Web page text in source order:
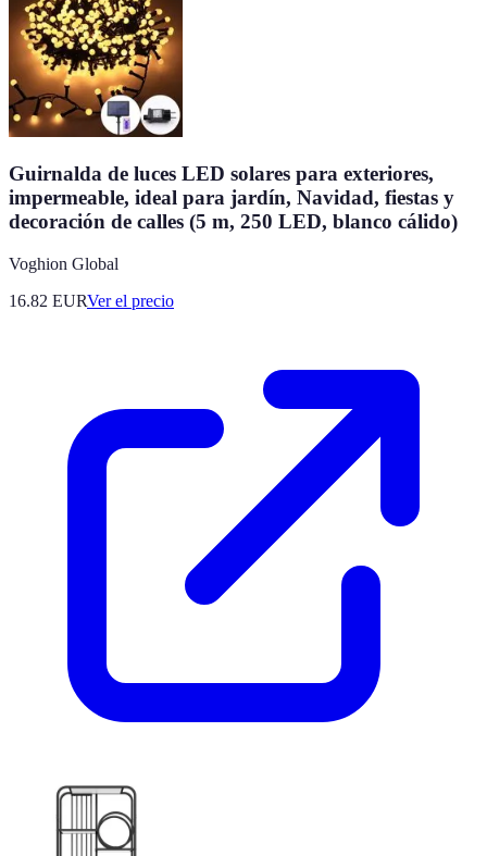
Guirnalda de luces LED solares para exteriores,
impermeable, ideal para jardín, Navidad, fiestas y
decoración de calles (5 m, 250 LED, blanco cálido)
Voghion Global
16.82 EURVer el precio